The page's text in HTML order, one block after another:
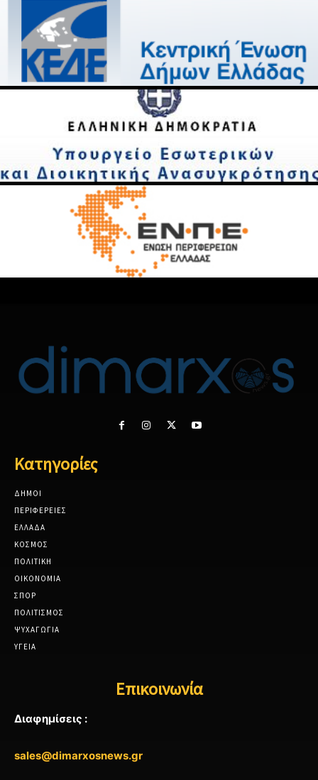
Κατηγορίες
ΔΗΜΟΙ
ΠΕΡΙΦΕΡΕΙΕΣ
ΕΛΛΑΔΑ
ΚΟΣΜΟΣ
ΠΟΛΙΤΙΚΗ
ΟΙΚΟΝΟΜΙΑ
ΣΠΟΡ
ΠΟΛΙΤΙΣΜΟΣ
ΨΥΧΑΓΩΓΙΑ
ΥΓΕΙΑ
Επικοινωνία
Διαφημίσεις :
sales@dimarxosnews.gr